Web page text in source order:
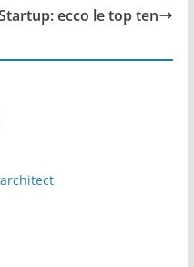
ecco le top ten